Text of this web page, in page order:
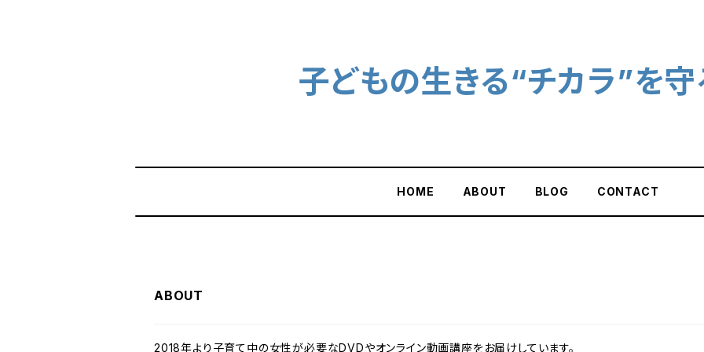
子どもの生きる“チカラ”を
HOME ABOUT BLOG CONTACT
ABOUT
2018年より子育て中の女性が必要なDVDやオンライン動画講座をお届けしています。